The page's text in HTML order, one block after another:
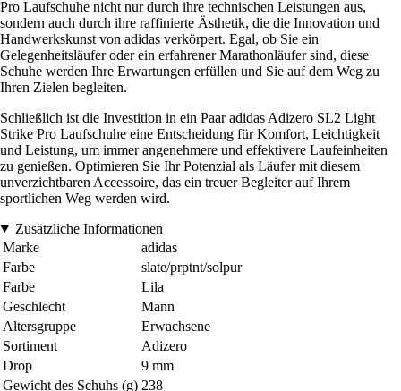
Pro Laufschuhe nicht nur durch ihre technischen Leistungen aus,
sondern auch durch ihre raffinierte Ästhetik, die die Innovation und
Handwerkskunst von adidas verkörpert. Egal, ob Sie ein
Gelegenheitsläufer oder ein erfahrener Marathonläufer sind, diese
Schuhe werden Ihre Erwartungen erfüllen und Sie auf dem Weg zu
Ihren Zielen begleiten.
Schließlich ist die Investition in ein Paar adidas Adizero SL2 Light
Strike Pro Laufschuhe eine Entscheidung für Komfort, Leichtigkeit
und Leistung, um immer angenehmere und effektivere Laufeinheiten
zu genießen. Optimieren Sie Ihr Potenzial als Läufer mit diesem
unverzichtbaren Accessoire, das ein treuer Begleiter auf Ihrem
sportlichen Weg werden wird.
Zusätzliche Informationen
Marke
adidas
Farbe
slate/prptnt/solpur
Farbe
Lila
Geschlecht
Mann
Altersgruppe
Erwachsene
Sortiment
Adizero
Drop
9 mm
Gewicht des Schuhs (g) 238